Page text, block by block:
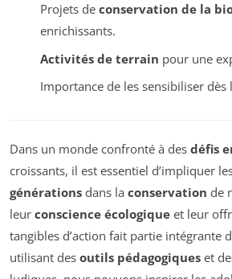
Projets de conservation de la
enrichissants.
Activités de terrain pour une
Importance de les sensibiliser dès
Dans un monde confronté à des défis
croissants, il est essentiel d’impliquer
générations dans la conservation de
leur conscience écologique et leur
tangibles d’action fait partie intégrante
utilisant des outils pédagogiques et